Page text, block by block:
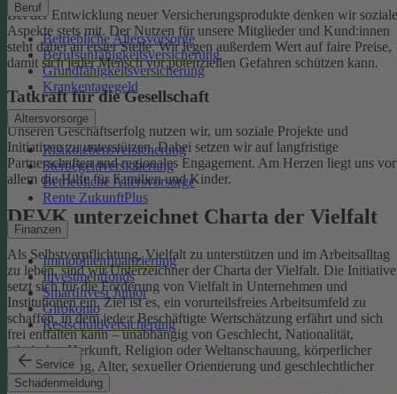
Beruf
Betriebliche Altersvorsorge
Berufsunfähigkeitsversicherung
Grundfähigkeitsversicherung
Krankentagegeld
Altersvorsorge
Risikolebensversicherung
Sterbegeldversicherung
Betriebliche Altersvorsorge
Rente ZukunftPlus
Finanzen
Immobilienfinanzierung
Investmentfonds
SmartInvest Junior
Girokonto
Restschuldversicherung
Service
Schadenmeldung
Bei der Entwicklung neuer Versicherungsprodukte denken wir soziale
Aspekte stets mit. Der Nutzen für unsere Mitglieder und Kund:innen
steht dabei an erster Stelle.Wir legen außerdem Wert auf faire Preise,
damit sich jeder Mensch vor potenziellen Gefahren schützen kann.
Tatkraft für die Gesellschaft
Unseren Geschäftserfolg nutzen wir, um soziale Projekte und
Initiativen zu unterstützen. Dabei setzen wir auf langfristige
Partnerschaften und regionales Engagement. Am Herzen liegt uns vor
allem die Hilfe für Familien und Kinder.
DEVK unterzeichnet Charta der Vielfalt
Als Selbstverpflichtung, Vielfalt zu unterstützen und im Arbeitsalltag
zu leben, sind wir Unterzeichner der Charta der Vielfalt. Die Initiative
setzt sich für die Förderung von Vielfalt in Unternehmen und
Institutionen ein.Ziel ist es, ein vorurteilsfreies Arbeitsumfeld zu
schaffen, in dem jede:r Beschäftigte Wertschätzung erfährt und sich
frei entfalten kann – unabhängig von Geschlecht, Nationalität,
ethnischer Herkunft, Religion oder Weltanschauung, körperlicher
Einschränkung, Alter, sexueller Orientierung und geschlechtlicher
Identität.